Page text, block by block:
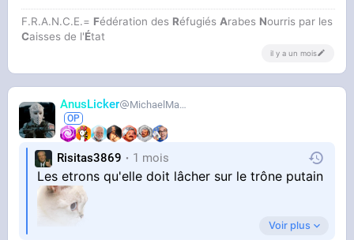
F.R.A.N.C.E.= Fédération des Réfugiés Arabes Nourris par les
Caisses de l'État
il y a un mois
AnusLicker MichaelMann
Risitas3869 1 mois
Les etrons qu'elle doit lâcher sur le trône putain
Voir plus